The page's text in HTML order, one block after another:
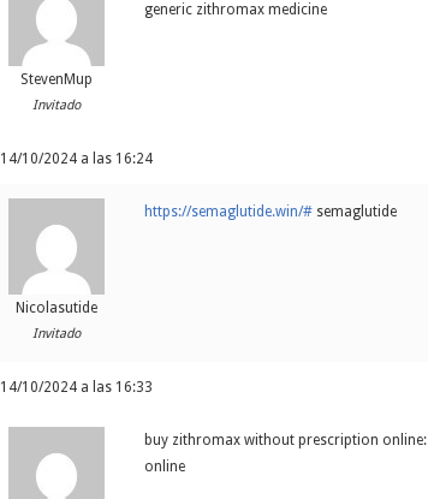
StevenMup
Invitado
generic zithromax medicine
14/10/2024 a las 16:24
Nicolasutide
Invitado
https://semaglutide.win/#semaglutide
14/10/2024 a las 16:33
buy zithromax without prescription online:
online